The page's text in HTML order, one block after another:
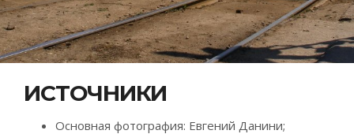
ИСТОЧНИКИ
Основная фотография: Евгений Данини;